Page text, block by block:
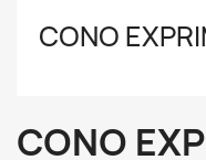
CONO
CONO